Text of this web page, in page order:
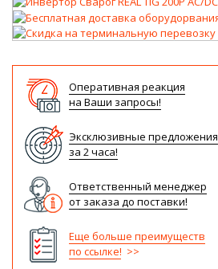
Оперативная реакция
на Ваши запросы!
Эксклюзивные предложения
за 2 часа!
Ответственный менеджер
от заказа до поставки!
Еще больше преимуществ
по ссылке!